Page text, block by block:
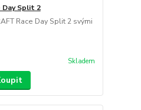
Day Split 2
Race Day Split 2 svými
Skladem